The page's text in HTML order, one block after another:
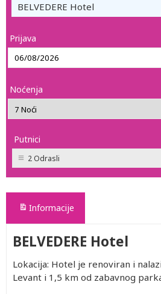
BELVEDERE Hotel
Prijava
Noćenja
Putnici
2 Odrasli
Informacije
BELVEDERE Hotel
Lokacija: Hotel je renoviran i
Levant i 1,5 km od zabavnog